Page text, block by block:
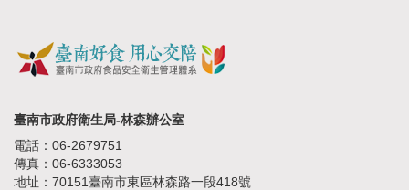
臺南市政府衛生局-林森辦公室
電話：06-2679751
傳真：06-6333053
地址：70151臺南市東區林森路一段418號